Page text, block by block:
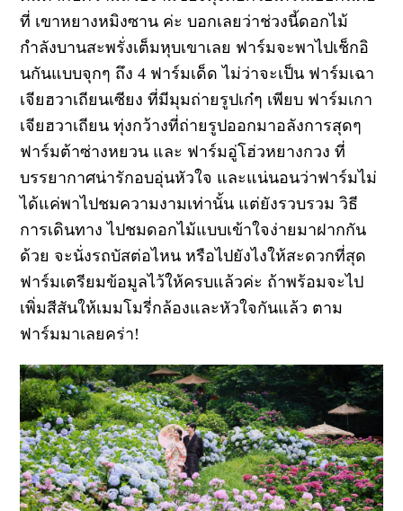
ที่ เขาหยางหมิงซาน ค่ะ บอกเลยว่าช่วงนี้ดอกไม้
กำลังบานสะพรั่งเต็มหุบเขาเลย ฟาร์มจะพาไปเช็กอิ
นกันแบบจุกๆ ถึง 4 ฟาร์มเด็ด ไม่ว่าจะเป็น ฟาร์มเฉา
เจียฮวาเถียนเซียง ที่มีมุมถ่ายรูปเก๋ๆ เพียบ ฟาร์มเกา
เจียฮวาเถียน ทุ่งกว้างที่ถ่ายรูปออกมาอลังการสุดๆ
ฟาร์มต้าซ่างหยวน และ ฟาร์มอู่โฮ่วหยางกวง ที่
บรรยากาศน่ารักอบอุ่นหัวใจ และแน่นอนว่าฟาร์มไม่
ได้แค่พาไปชมความงามเท่านั้น แต่ยังรวบรวม วิธี
การเดินทาง ไปชมดอกไม้แบบเข้าใจง่ายมาฝากกัน
ด้วย จะนั่งรถบัสต่อไหน หรือไปยังไงให้สะดวกที่สุด
ฟาร์มเตรียมข้อมูลไว้ให้ครบแล้วค่ะ ถ้าพร้อมจะไป
เพิ่มสีสันให้เมมโมรี่กล้องและหัวใจกันแล้ว ตาม
ฟาร์มมาเลยคร่า!